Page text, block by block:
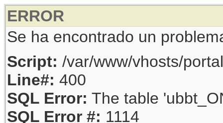
ERROR
Se ha encontrado un
Script: /var/www/vhosts/
Line#: 400
SQL Error: The table
SQL Error #: 1114